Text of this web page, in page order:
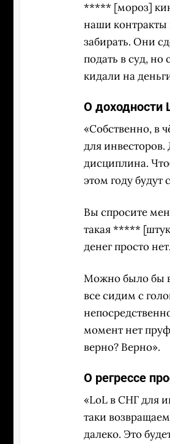
***** [мороз]
наши контракты
забирать. Они
подать в суд,
кидали на
О доходности
«Собственно, в
для
дисциплина.
этом году будут
Вы спросите
такая *****
денег просто
Можно было бы в
все сидим с
момент нет
верно? Верно».
О регрессе
«LoL в СНГ для
таки
далеко. Это